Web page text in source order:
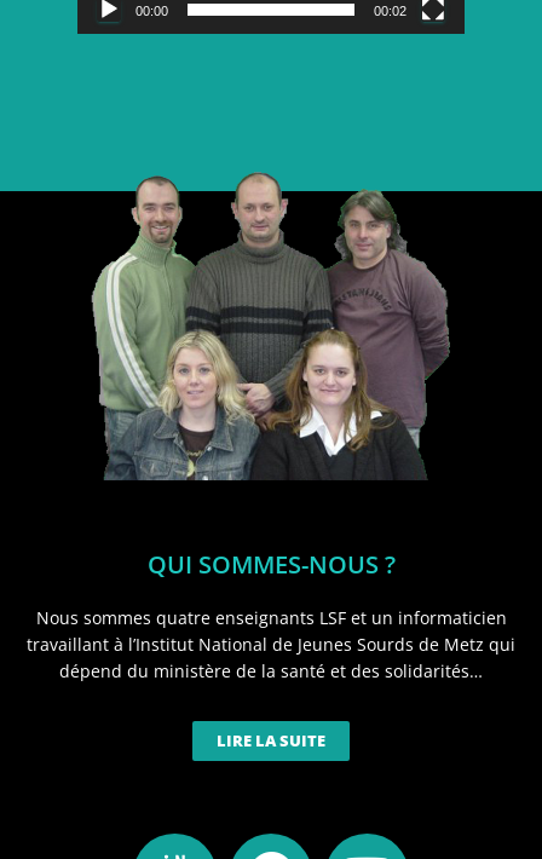
00:00 00:02
QUI SOMMES-NOUS ?
Nous sommes quatre enseignants LSF et un informaticien
travaillant à l’Institut National de Jeunes Sourds de Metz qui
dépend du ministère de la santé et des solidarités…
LIRE LA SUITE